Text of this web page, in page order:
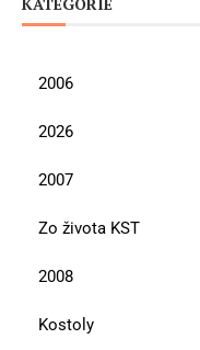
2006
2026
2007
Zo života KST
2008
Kostoly